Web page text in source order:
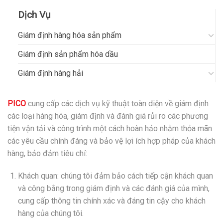
Dịch Vụ
Giám định hàng hóa sản phẩm
Giám định sản phẩm hóa dầu
Giám định hàng hải
PICO cung cấp các dịch vụ kỹ thuật toàn diện về giám định
các loại hàng hóa, giám định và đánh giá rủi ro các phương
tiện vận tải và công trình một cách hoàn hảo nhằm thỏa mãn
các yêu cầu chính đáng và bảo vệ lợi ích hợp pháp của khách
hàng, bảo đảm tiêu chí:
Khách quan: chúng tôi đảm bảo cách tiếp cận khách quan
và công bằng trong giám định và các đánh giá của mình,
cung cấp thông tin chính xác và đáng tin cậy cho khách
hàng của chúng tôi.